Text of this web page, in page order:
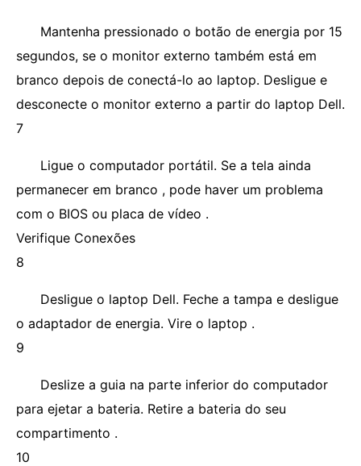
Mantenha pressionado o botão de energia por 15
segundos, se o monitor externo também está em
branco depois de conectá-lo ao laptop. Desligue e
desconecte o monitor externo a partir do laptop Dell.
7
Ligue o computador portátil. Se a tela ainda
permanecer em branco , pode haver um problema
com o BIOS ou placa de vídeo .
Verifique Conexões
8
Desligue o laptop Dell. Feche a tampa e desligue
o adaptador de energia. Vire o laptop .
9
Deslize a guia na parte inferior do computador
para ejetar a bateria. Retire a bateria do seu
compartimento .
10